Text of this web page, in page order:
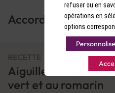
Accords Mets & Vins
RECETTE
Aiguillettes de
vert et au romarin
refuser ou en
opérations en
options